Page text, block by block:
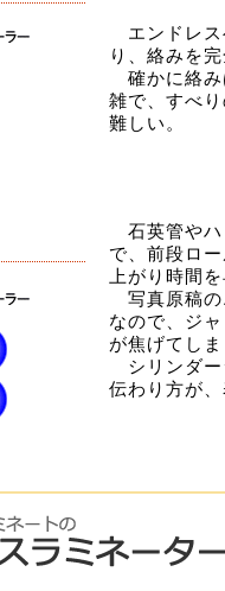
エンドレス
り、絡みを
確かに絡み
雑で、すべ
難しい。
石英管やハ
で、前段ロ
上がり時間
写真原稿の
なので、ジ
が焦げてし
シリンダー
伝わり方が